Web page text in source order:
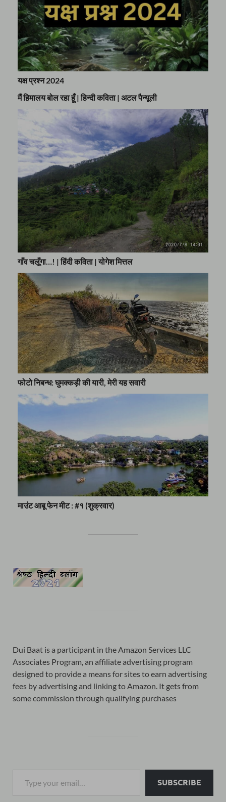
यक्ष प्रश्न 2024
मैं हिमालय बोल रहा हूँ | हिन्दी कविता | अटल पैन्यूली
गाँव चलूँगा…! | हिंदी कविता | योगेश मित्तल
फोटो निबन्ध: घुमक्कड़ी की यारी, मेरी यह सवारी
माउंट आबू फेन मीट : #१ (शुक्रवार)
Dui Baat is a participant in the Amazon Services LLC
Associates Program, an affiliate advertising program
designed to provide a means for sites to earn advertising
fees by advertising and linking to Amazon. It gets from
some commission through qualifying purchases
SUBSCRIBE